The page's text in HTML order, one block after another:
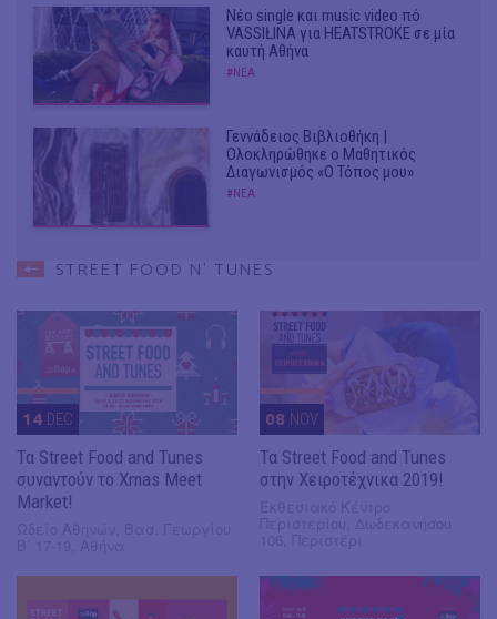
Νέο single και music video πό
VASSIŁINA για HEATSTROKE σε μία
καυτή Αθήνα
#ΝΕΑ
Γεννάδειος Βιβλιοθήκη |
Ολοκληρώθηκε ο Μαθητικός
Διαγωνισμός «Ο Τόπος μου»
#ΝΕΑ
STREET FOOD N' TUNES
14 DEC
Τα Street Food and Tunes
συναντούν το Xmas Meet
Market!
08 NOV
Τα Street Food and Tunes
στην Χειροτέχνικα 2019!